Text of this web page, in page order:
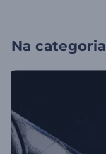
Na categoria